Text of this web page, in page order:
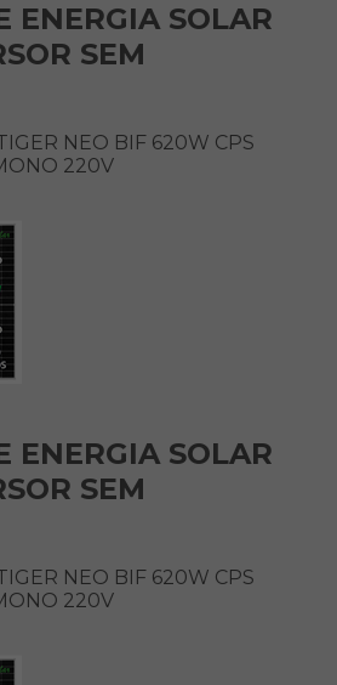
ENERGIA SOLAR
SEM
NEO BIF 620W CPS
220V
ENERGIA SOLAR
SEM
NEO BIF 620W CPS
220V